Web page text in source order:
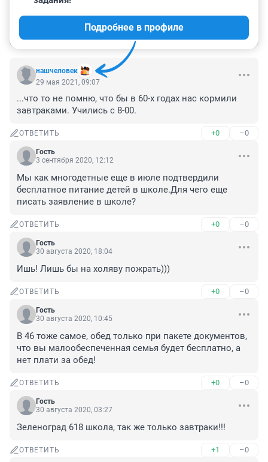
нашчеловек
Подробнее в профиле
29 мая 2021, 09:07
...что то не помню, что бы в 60-х годах нас кормили
завтраками. Учились с 8-00.
ОТВЕТИТЬ +0 –0
Гость
3 сентября 2020, 12:12
Мы как многодетные еще в июле подтвердили
бесплатное питание детей в школе.Для чего еще
писать заявление в школе?
ОТВЕТИТЬ +0 –0
Гость
30 августа 2020, 18:04
Ишь! Лишь бы на холяву пожрать)))
ОТВЕТИТЬ +0 –0
Гость
30 августа 2020, 10:45
В 46 тоже самое, обед только при пакете документов,
что вы малообеспеченная семья будет бесплатно, а
нет плати за обед!
ОТВЕТИТЬ +0 –0
Гость
30 августа 2020, 03:27
Зеленоград 618 школа, так же только завтраки!!!
ОТВЕТИТЬ +1 –0